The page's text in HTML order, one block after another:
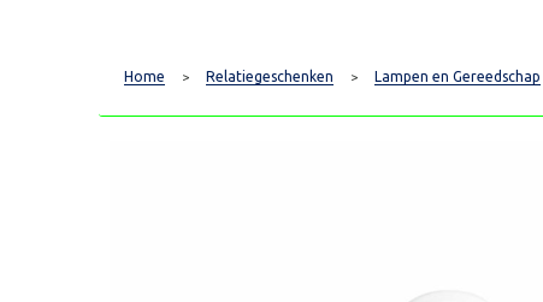
Home > Relatiegeschenken > Lampen en Gereedschap